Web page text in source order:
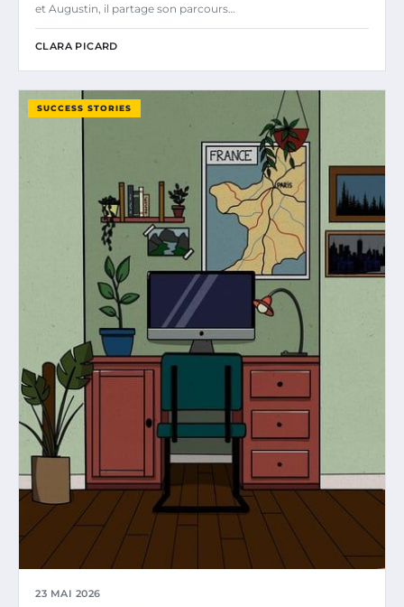
et Augustin, il partage son parcours…
CLARA PICARD
SUCCESS STORIES
23 MAI 2026